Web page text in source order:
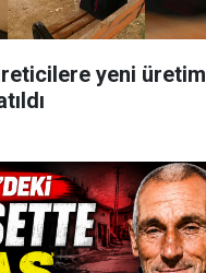
yeni üretim